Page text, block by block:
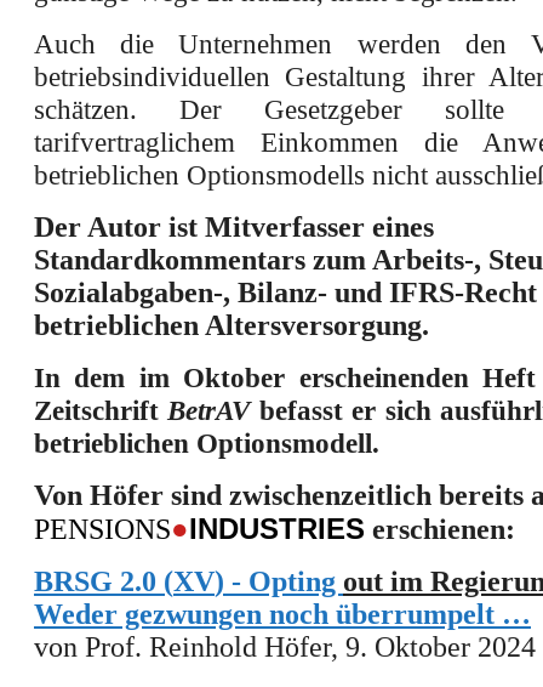
Auch die Unternehmen werden den
betriebsindividuellen Gestaltung ihrer
schätzen. Der Gesetzgeber
tarifvertraglichem Einkommen die
betrieblichen Optionsmodells nicht
Der Autor ist Mitverfasser eines
Standardkommentars zum Arbeits-,
Sozialabgaben-, Bilanz- und IFRS-
betrieblichen Altersversorgung.
In dem im Oktober erscheinenden
Zeitschrift BetrAVbefasst er sich
betrieblichen Optionsmodell.
Von Höfer sind zwischenzeitlich bereits
PENSIONS●INDUSTRIES erschienen:
BRSG 2.0 (XV) - Opting out im
Weder gezwungen noch überrumpelt …
von Prof. Reinhold Höfer, 9. Oktober 2024